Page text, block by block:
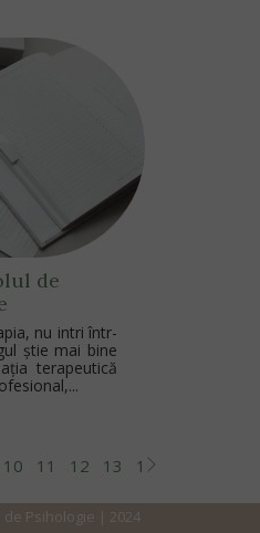
de
nu intri într-
știe mai bine
terapeutică
10 11 12 13 14
Psihologie | 2024